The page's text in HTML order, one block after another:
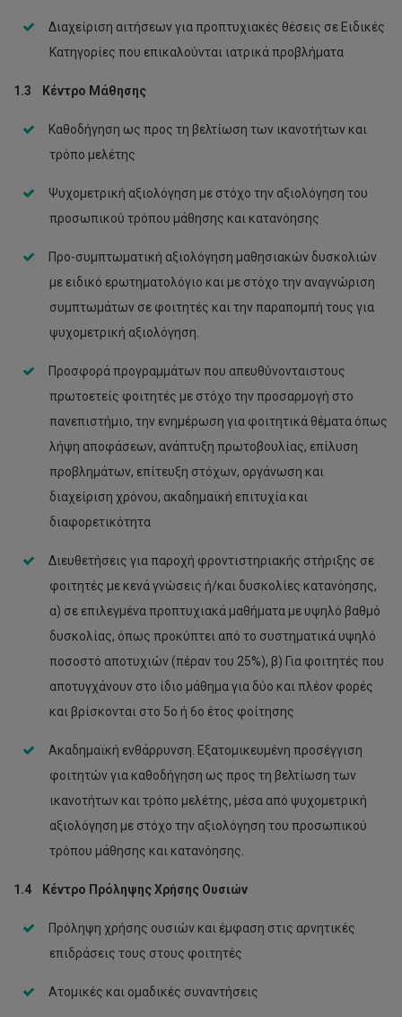
Διαχείριση αιτήσεων για προπτυχιακές θέσεις σε Ειδικές
Κατηγορίες που επικαλούνται ιατρικά προβλήματα
1.3 Κέντρο Μάθησης
Καθοδήγηση ως προς τη βελτίωση των ικανοτήτων και
τρόπο μελέτης
Ψυχομετρική αξιολόγηση με στόχο την αξιολόγηση του
προσωπικού τρόπου μάθησης και κατανόησης
Προ-συμπτωματική αξιολόγηση μαθησιακών δυσκολιών
με ειδικό ερωτηματολόγιο και με στόχο την αναγνώριση
συμπτωμάτων σε φοιτητές και την παραπομπή τους για
ψυχομετρική αξιολόγηση.
Προσφορά προγραμμάτων που απευθύνονταιστους
πρωτοετείς φοιτητές με στόχο την προσαρμογή στο
πανεπιστήμιο, την ενημέρωση για φοιτητικά θέματα όπως
λήψη αποφάσεων, ανάπτυξη πρωτοβουλίας, επίλυση
προβλημάτων, επίτευξη στόχων, οργάνωση και
διαχείριση χρόνου, ακαδημαϊκή επιτυχία και
διαφορετικότητα
Διευθετήσεις για παροχή φροντιστηριακής στήριξης σε
φοιτητές με κενά γνώσεις ή/και δυσκολίες κατανόησης,
α) σε επιλεγμένα προπτυχιακά μαθήματα με υψηλό βαθμό
δυσκολίας, όπως προκύπτει από το συστηματικά υψηλό
ποσοστό αποτυχιών (πέραν του 25%), β) Για φοιτητές που
αποτυγχάνουν στο ίδιο μάθημα για δύο και πλέον φορές
και βρίσκονται στο 5ο ή 6ο έτος φοίτησης
Ακαδημαϊκή ενθάρρυνση. Εξατομικευμένη προσέγγιση
φοιτητών για καθοδήγηση ως προς τη βελτίωση των
ικανοτήτων και τρόπο μελέτης, μέσα από ψυχομετρική
αξιολόγηση με στόχο την αξιολόγηση του προσωπικού
τρόπου μάθησης και κατανόησης.
1.4 Κέντρο Πρόληψης Χρήσης Ουσιών
Πρόληψη χρήσης ουσιών και έμφαση στις αρνητικές
επιδράσεις τους στους φοιτητές
Ατομικές και ομαδικές συναντήσεις